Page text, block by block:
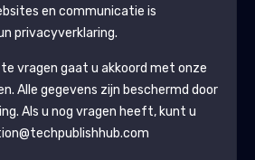
en communicatie is
privacyverklaring.
te vragen gaat u akkoord met onze
Alle gegevens zijn beschermd door
. Als u nog vragen heeft, kunt u